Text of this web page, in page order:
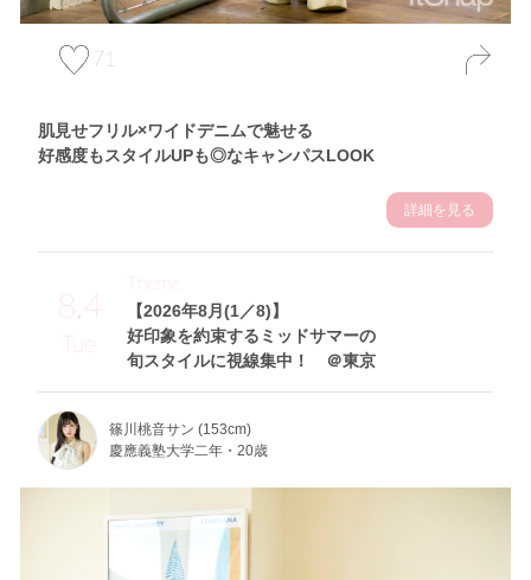
71
肌見せフリル×ワイドデニムで魅せる
好感度もスタイルUPも◎なキャンパスLOOK
詳細を見る
8.4
Tue
【2026年8月(1／8)】
好印象を約束するミッドサマーの
旬スタイルに視線集中！ ＠東京
Theme
篠川桃音サン (153cm)
慶應義塾大学二年・20歳